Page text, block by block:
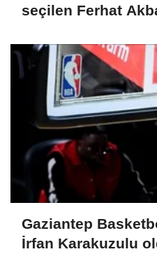
seçilen Ferhat
Gaziantep
İrfan Karakuzulu